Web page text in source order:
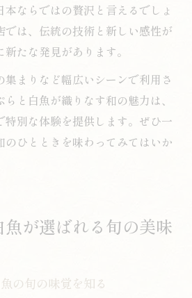
本ならではの贅沢と言えるでしょ
では、伝統の技術と新しい感性が
たな発見があります。
まりなど幅広いシーンで利用さ
と白魚が織りなす和の魅力は、
特別な体験を提供します。ぜひ一
のひとときを味わってみてはいか
魚が選ばれる旬の美味
の旬の味覚を知る